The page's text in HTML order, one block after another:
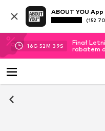
ABOUT YOU App
(152
16G 52M 38S
Finał
rabatem